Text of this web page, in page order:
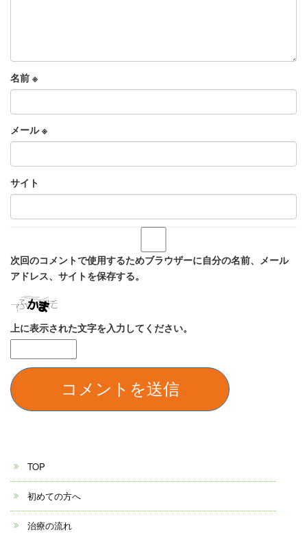
名前 ※
メール※
サイト
次回のコメントで使用するためブラウザーに自分の名前、メール
アドレス、サイトを保存する。
上に表示された文字を入力してください。
TOP
初めての方へ
治療の流れ